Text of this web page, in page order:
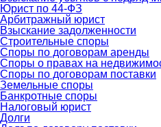
Юрист по 44-ФЗ
Арбитражный юрист
Взыскание задолженности
Строительные споры
Споры по договорам аренды
Споры о правах на
Споры по договорам поставки
Земельные споры
Банкротные споры
Налоговый юрист
Долги